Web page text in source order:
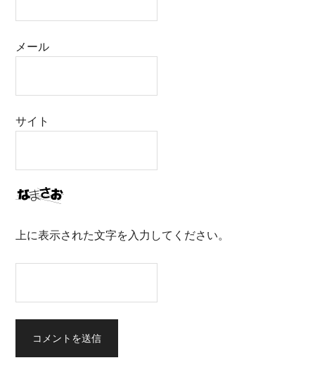
メール
サイト
上に表示された文字を入力してください。